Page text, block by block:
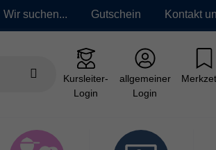
Wir suchen... Gutschein Kontakt
Kursleiter-
Login
allgemeiner
Login